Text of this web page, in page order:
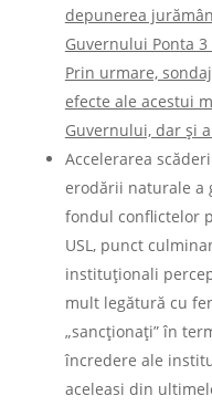
depunerea
Guvernului Ponta
Prin urmare,
efecte ale acestui
Guvernului, dar și
Accelerarea
erodării naturale a
fondul conflictelor
USL, punct
instituționali
mult legătură cu
„sancționați” în
încredere ale
aceleasi din